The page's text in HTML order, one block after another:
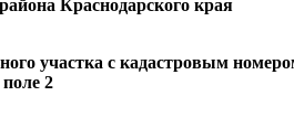
Краснодарского края
участка с кадастровым
2